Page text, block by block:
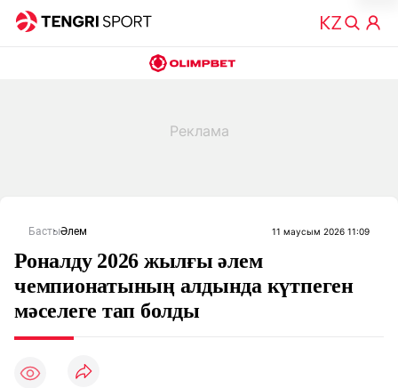
БастыӘлем 11 маусым 2026 11:09
Роналду 2026 жылғы әлем
чемпионатының алдында күтпеген
мәселеге тап болды